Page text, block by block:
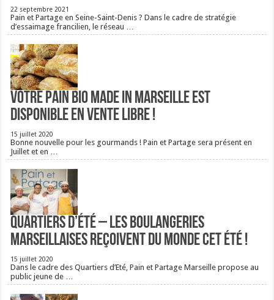
22 septembre 2021
Pain et Partage en Seine-Saint-Denis ? Dans le cadre de stratégie
d’essaimage francilien, le réseau …
Votre pain bio Made in Marseille est
disponible en vente libre !
15 juillet 2020
Bonne nouvelle pour les gourmands ! Pain et Partage sera présent en
Juillet et en …
Quartiers d’été – Les boulangeries
Marseillaises reçoivent du monde cet été !
15 juillet 2020
Dans le cadre des Quartiers d’Eté, Pain et Partage Marseille propose au
public jeune de …